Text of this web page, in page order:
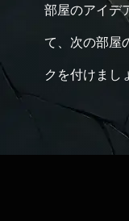
部屋のアイデ
て、次の部屋
クを付けまし